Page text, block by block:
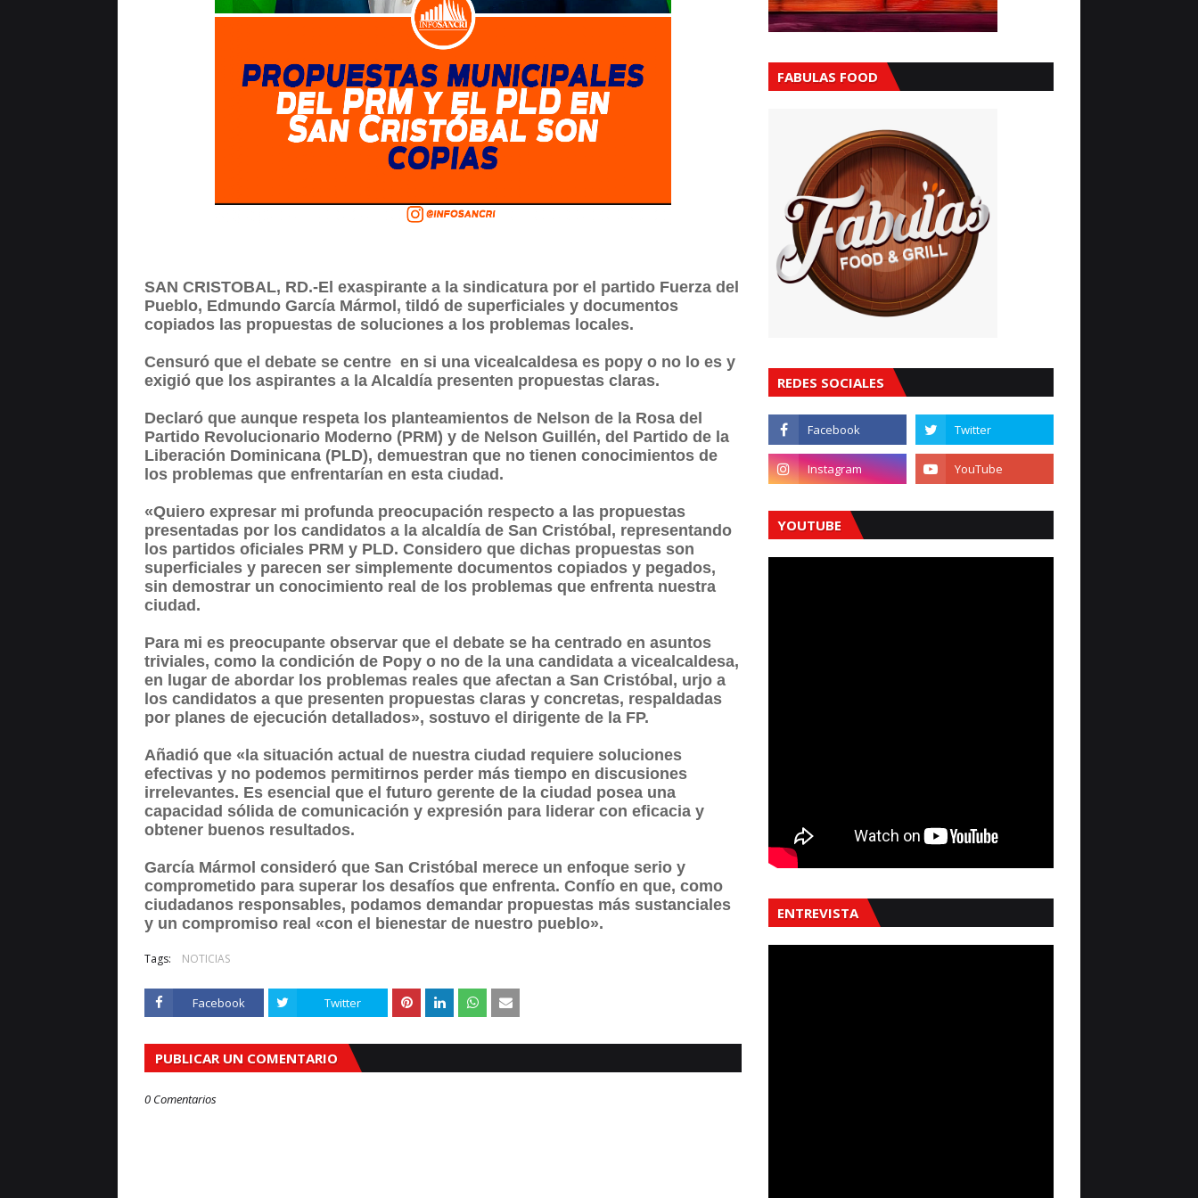
SAN CRISTOBAL, RD.-El exaspirante a la sindicatura por el partido Fuerza del
Pueblo, Edmundo García Mármol, tildó de superficiales y documentos
copiados las propuestas de soluciones a los problemas locales.
Censuró que el debate se centre en si una vicealcaldesa es popy o no lo es y
exigió que los aspirantes a la Alcaldía presenten propuestas claras.
Declaró que aunque respeta los planteamientos de Nelson de la Rosa del
Partido Revolucionario Moderno (PRM) y de Nelson Guillén, del Partido de la
Liberación Dominicana (PLD), demuestran que no tienen conocimientos de
los problemas que enfrentarían en esta ciudad.
«Quiero expresar mi profunda preocupación respecto a las propuestas
presentadas por los candidatos a la alcaldía de San Cristóbal, representando
los partidos oficiales PRM y PLD. Considero que dichas propuestas son
superficiales y parecen ser simplemente documentos copiados y pegados,
sin demostrar un conocimiento real de los problemas que enfrenta nuestra
ciudad.
Para mi es preocupante observar que el debate se ha centrado en asuntos
triviales, como la condición de Popy o no de la una candidata a vicealcaldesa,
en lugar de abordar los problemas reales que afectan a San Cristóbal, urjo a
los candidatos a que presenten propuestas claras y concretas, respaldadas
por planes de ejecución detallados», sostuvo el dirigente de la FP.
Añadió que «la situación actual de nuestra ciudad requiere soluciones
efectivas y no podemos permitirnos perder más tiempo en discusiones
irrelevantes. Es esencial que el futuro gerente de la ciudad posea una
capacidad sólida de comunicación y expresión para liderar con eficacia y
obtener buenos resultados.
García Mármol consideró que San Cristóbal merece un enfoque serio y
comprometido para superar los desafíos que enfrenta. Confío en que, como
ciudadanos responsables, podamos demandar propuestas más sustanciales
y un compromiso real «con el bienestar de nuestro pueblo».
Tags: NOTICIAS
Facebook Twitter
PUBLICAR UN COMENTARIO
0 Comentarios
FABULAS FOOD
REDES SOCIALES
YOUTUBE
ENTREVISTA